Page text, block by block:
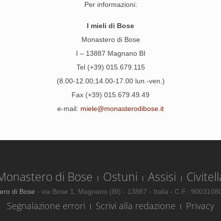
Per informazioni:
I mieli di Bose
Monastero di Bose
I – 13887 Magnano BI
Tel (+39) 015.679.115
(8.00-12.00;14.00-17.00 lun.-ven.)
Fax (+39) 015.679.49.49
e-mail: miele@monasterodibose.it
di Bose Ostuni Assisi
di Bose - via Bose 1, Magnano (BI) - 13887 - Italia - C.F.:
Segnalazione errori Scrivi alla redazione Privacy